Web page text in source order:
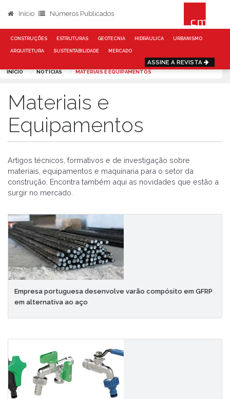
Início Números Publicados
CONSTRUÇÕES ESTRUTURAS GEOTECNIA HIDRÁULICA URBANISMO
ARQUITETURA SUSTENTABILIDADE MERCADO
ASSINE A REVISTA
INÍCIO NOTÍCIAS MATERIAIS E EQUIPAMENTOS
Materiais e
Equipamentos
Artigos técnicos, formativos e de investigação sobre
materiais, equipamentos e maquinaria para o setor da
construção. Encontra também aqui as novidades que estão a
surgir no mercado.
Empresa portuguesa desenvolve varão compósito em GFRP
em alternativa ao aço